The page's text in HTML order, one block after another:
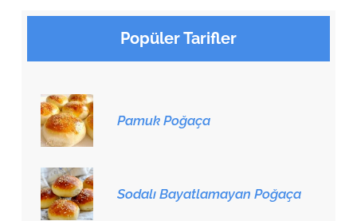
Popüler Tarifler
Pamuk Poğaça
Sodalı Bayatlamayan Poğaça